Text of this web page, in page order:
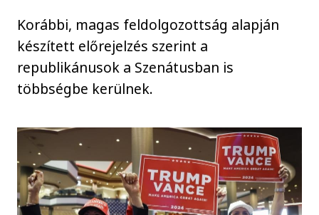
Korábbi, magas feldolgozottság alapján
készített előrejelzés szerint a
republikánusok a Szenátusban is
többségbe kerülnek.